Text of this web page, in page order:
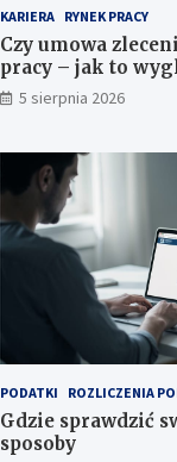
KARIERA RYNEK PRACY
Czy umowa
pracy – jak to
5 sierpnia 2026
PODATKI ROZLICZENIA
Gdzie sprawdzić
sposoby